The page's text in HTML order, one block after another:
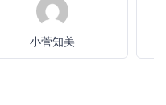
小菅知美